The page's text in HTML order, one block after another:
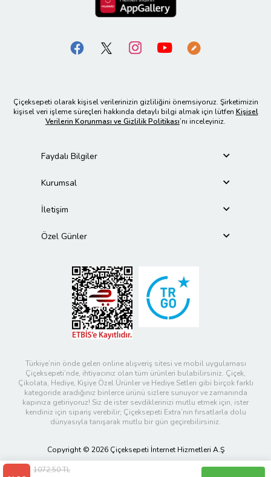
1072,50 TL
Çiçeksepeti olarak kişisel verilerinizin gizliliğini önemsiyoruz. Şirketimizin
kişisel veri işleme süreçleri hakkında detaylı bilgi almak için lütfen Kişisel
Verilerin Korunması ve Gizlilik Politikası’nı inceleyiniz.
Faydalı Bilgiler
Kurumsal
İletişim
Özel Günler
Türkiye’nin önde gelen online alışveriş sitesi ve mobil uygulaması
Çiçeksepeti’nde, ihtiyacınız olan tüm ürünleri bulabilirsiniz. Çiçek,
Çikolata, Hediye, Kişiye Özel Ürünler ve Hediye Setleri gibi birçok farklı
kategoride aradığınız binlerce ürünü sizlere sunuyor ve zamanında
kapınıza getiriyoruz! Siz de ister sevdiklerinizi mutlu etmek için, ister
kendiniz için sipariş verebilir; Çiçeksepeti Extra’nın fırsatlarla dolu
dünyasıyla tanışarak mutlu bir gün geçirebilirsiniz.
Copyright © 2026 Çiçeksepeti İnternet Hizmetleri A.Ş